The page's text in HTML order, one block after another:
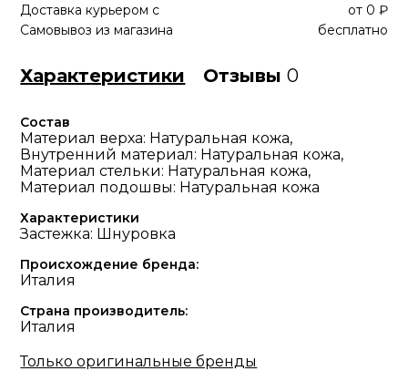
Доставка курьером с от 0 ₽
Самовывоз из магазина
бесплатно
Характеристики Отзывы0
Состав
Материал верха: Натуральная кожа,
Внутренний материал: Натуральная кожа,
Материал стельки: Натуральная кожа,
Материал подошвы: Натуральная кожа
Характеристики
Застежка: Шнуровка
Происхождение бренда:
Италия
Страна производитель:
Италия
Только оригинальные бренды